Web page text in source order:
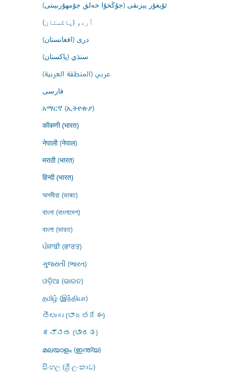
ئۇيغۇر يېزىقى (جۇڭخۇا خەلق جۇمھۇرىيىتى)
اُردو (پاکستان)
درى (افغانستان)
سنڌي (پاکستان)
عربي (المنطقة العربية)
فارسى
አማርኛ (ኢትዮጵያ)
कोंकणी (भारत)
नेपाली (नेपाल)
मराठी (भारत)
हिन्दी (भारत)
অসমীয়া (ভাৰত)
বাংলা (বাংলাদেশ)
বাংলা (ভারত)
ਪੰਜਾਬੀ (ਭਾਰਤ)
ગુજરાતી (ભારત)
ଓଡ଼ିଆ (ଭାରତ)
தமிழ் (இந்தியா)
తెలుగు (భారతదేశం)
ಕನ್ನಡ (ಭಾರತ)
മലയാളം (ഇന്ത്യ)
සිංහල (ශ්‍රී ලංකාව)